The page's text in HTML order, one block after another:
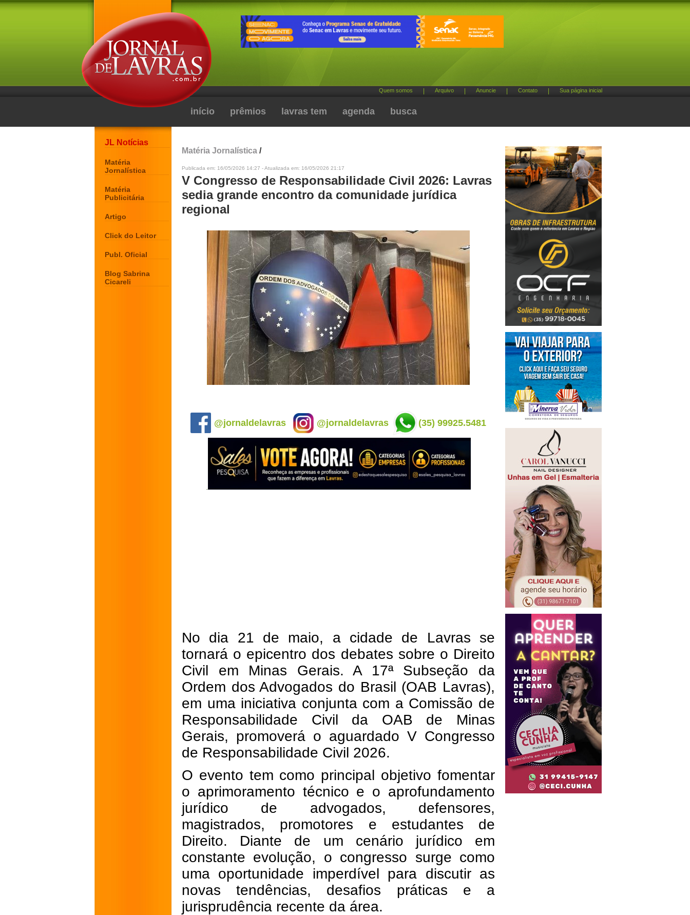
Quem somos Arquivo Anuncie Contato Sua página inicial
início prêmios lavras tem agenda busca
JL Notícias
Matéria
Jornalística
Matéria
Publicitária
Artigo
Click do Leitor
Publ. Oficial
Blog Sabrina
Cicareli
Matéria Jornalística /
Publicada em: 16/05/2026 14:27 - Atualizada em: 16/05/2026 21:17
V Congresso de Responsabilidade Civil 2026: Lavras
sedia grande encontro da comunidade jurídica
regional
@jornaldelavras @jornaldelavras (35) 99925.5481
No dia 21 de maio, a cidade de Lavras se
tornará o epicentro dos debates sobre o Direito
Civil em Minas Gerais. A 17ª Subseção da
Ordem dos Advogados do Brasil (OAB Lavras),
em uma iniciativa conjunta com a Comissão de
Responsabilidade Civil da OAB de Minas
Gerais, promoverá o aguardado V Congresso
de Responsabilidade Civil 2026.
O evento tem como principal objetivo fomentar
o aprimoramento técnico e o aprofundamento
jurídico de advogados, defensores,
magistrados, promotores e estudantes de
Direito. Diante de um cenário jurídico em
constante evolução, o congresso surge como
uma oportunidade imperdível para discutir as
novas tendências, desafios práticas e a
jurisprudência recente da área.